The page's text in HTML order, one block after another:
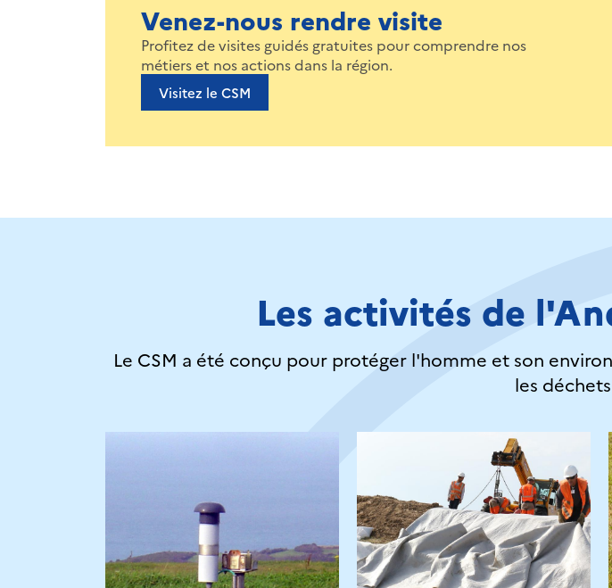
Venez-nous rendre visite
Profitez de visites guidés gratuites pour comprendre nos
métiers et nos actions dans la région.
Visitez le CSM
Les activités de
Le CSM a été conçu pour protéger l'homme et son
les